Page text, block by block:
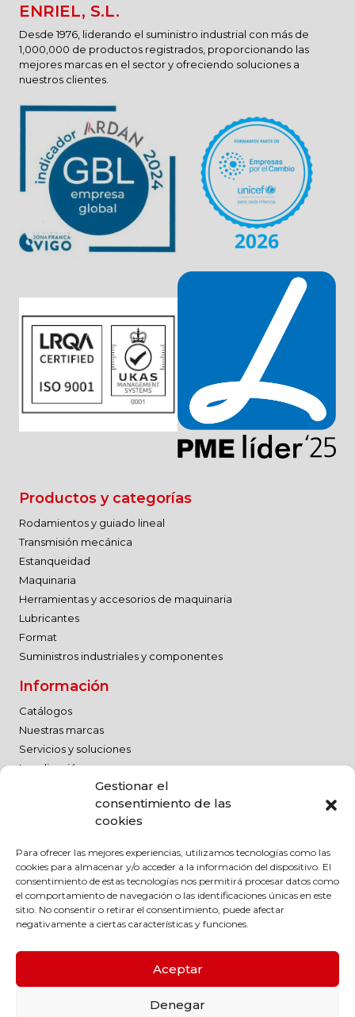
Gestionar el
consentimiento de las
cookies
Para ofrecer las mejores experiencias, utilizamos tecnologías como las
cookies para almacenar y/o acceder a la información del dispositivo. El
consentimiento de estas tecnologías nos permitirá procesar datos como
el comportamiento de navegación o las identificaciones únicas en este
sitio. No consentir o retirar el consentimiento, puede afectar
negativamente a ciertas características y funciones.
Aceptar
Denegar
ENRIEL, S.L.
Desde 1976, liderando el suministro industrial con más de
1,000,000 de productos registrados, proporcionando las
mejores marcas en el sector y ofreciendo soluciones a
nuestros clientes.
Productos y categorías
Rodamientos y guiado lineal
Transmisión mecánica
Estanqueidad
Maquinaria
Herramientas y accesorios de maquinaria
Lubricantes
Format
Suministros industriales y componentes
Información
Catálogos
Nuestras marcas
Servicios y soluciones
Localización
Trabaja con nosotros
Aviso legal
Política de privacidad
Política de cookies
Política RSC